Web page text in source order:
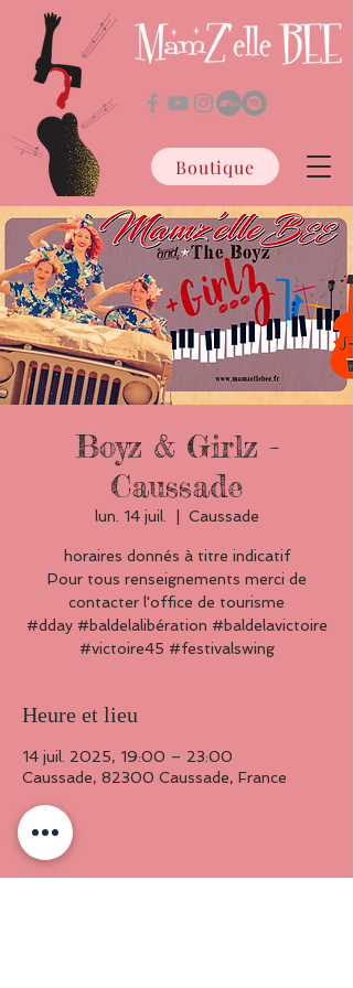
Boutique
Boyz & Girlz -
Caussade
lun. 14 juil. Caussade
horaires donnés à titre indicatif
Pour tous renseignements merci de
contacter l'office de tourisme
#dday #baldelalibération #baldelavictoire
#victoire45 #festivalswing
Heure et lieu
14 juil. 2025, 19:00 – 23:00
Caussade, 82300 Caussade, France